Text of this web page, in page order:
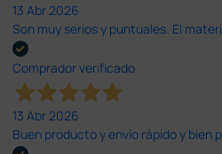
13 Abr 2026
Son muy serios y puntuales. El
Comprador verificado
13 Abr 2026
Buen producto y envío rápido y bien